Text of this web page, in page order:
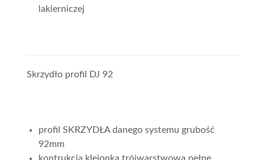
lakierniczej
Skrzydło profil DJ 92
profil SKRZYDŁA danego systemu grubość
92mm
kontrukcja klejonka trójwarstwowa pełne